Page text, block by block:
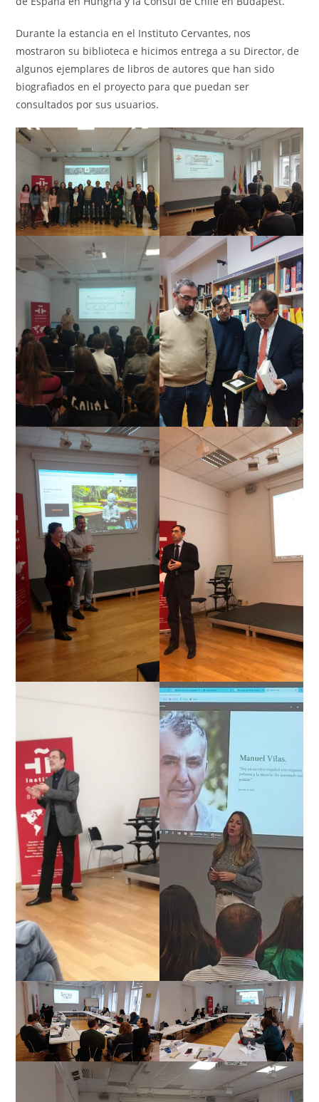
Durante la estancia en el Instituto Cervantes, nos
mostraron su biblioteca e hicimos entrega a su Director, de
algunos ejemplares de libros de autores que han sido
biografiados en el proyecto para que puedan ser
consultados por sus usuarios.